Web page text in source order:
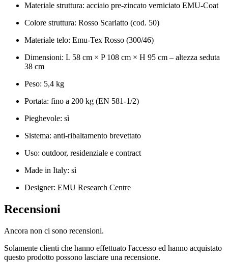
Materiale struttura: acciaio pre-zincato verniciato EMU-Coat
Colore struttura: Rosso Scarlatto (cod. 50)
Materiale telo: Emu-Tex Rosso (300/46)
Dimensioni: L 58 cm × P 108 cm × H 95 cm – altezza seduta
38 cm
Peso: 5,4 kg
Portata: fino a 200 kg (EN 581-1/2)
Pieghevole: sì
Sistema: anti-ribaltamento brevettato
Uso: outdoor, residenziale e contract
Made in Italy: sì
Designer: EMU Research Centre
Recensioni
Ancora non ci sono recensioni.
Solamente clienti che hanno effettuato l'accesso ed hanno acquistato
questo prodotto possono lasciare una recensione.